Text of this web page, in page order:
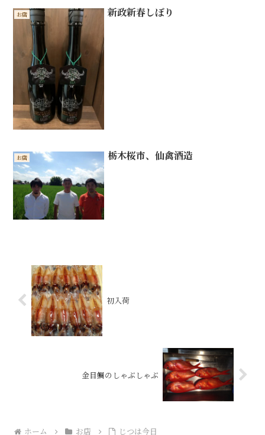
お店 新政新春しぼり
お店 栃木桜市、仙禽酒造
初入荷
金目鯛のしゃぶしゃぶ
ホーム お店 じつは今日